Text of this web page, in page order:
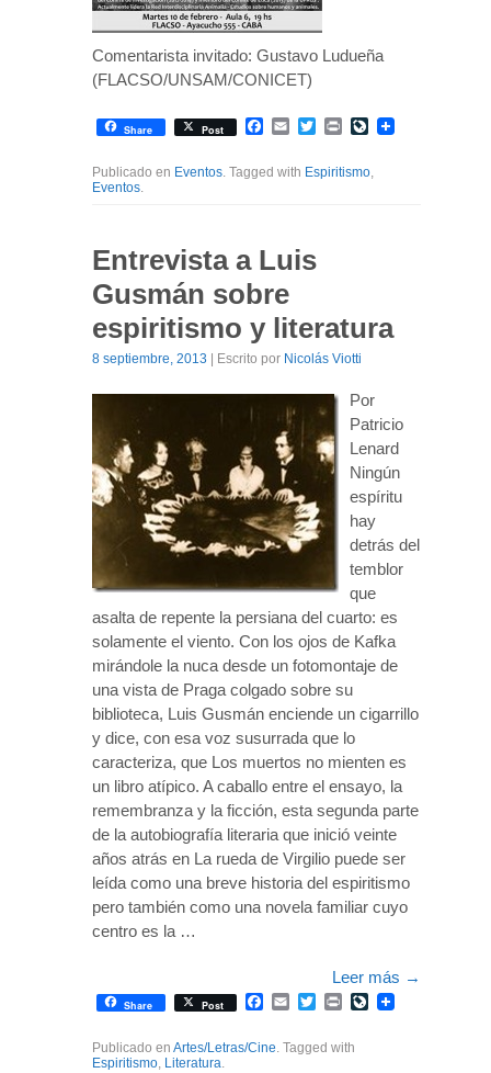
Comentarista invitado: Gustavo Ludueña
(FLACSO/UNSAM/CONICET)
Share Post Facebook
EmailTwitterPrintLiveJournal
Publicado en Eventos. Tagged with Espiritismo,
Eventos.
Entrevista a Luis
Gusmán sobre
espiritismo y literatura
8 septiembre, 2013 | Escrito por Nicolás Viotti
Por
Patricio
Lenard
Ningún
espíritu
hay
detrás del
temblor
que
asalta de repente la persiana del cuarto: es
solamente el viento. Con los ojos de Kafka
mirándole la nuca desde un fotomontaje de
una vista de Praga colgado sobre su
biblioteca, Luis Gusmán enciende un cigarrillo
y dice, con esa voz susurrada que lo
caracteriza, que Los muertos no mienten es
un libro atípico. A caballo entre el ensayo, la
remembranza y la ficción, esta segunda parte
de la autobiografía literaria que inició veinte
años atrás en La rueda de Virgilio puede ser
leída como una breve historia del espiritismo
pero también como una novela familiar cuyo
centro es la …
Leer más →
Share Post Facebook
EmailTwitterPrintLiveJournal
Publicado en Artes/Letras/Cine. Tagged with
Espiritismo, Literatura.